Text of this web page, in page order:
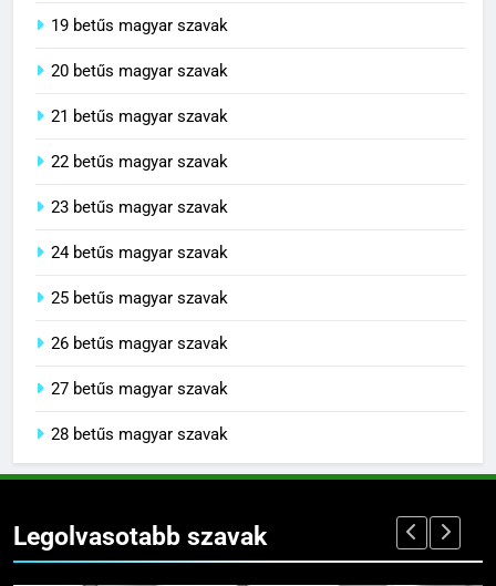
19 betűs magyar szavak
20 betűs magyar szavak
21 betűs magyar szavak
22 betűs magyar szavak
23 betűs magyar szavak
24 betűs magyar szavak
25 betűs magyar szavak
26 betűs magyar szavak
27 betűs magyar szavak
28 betűs magyar szavak
Legolvasotabb szavak